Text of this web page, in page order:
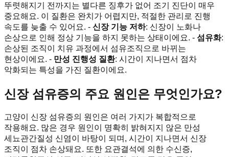
뚜렷해지기 전까지는 별다른 징후가 없어 조기 진단이 매우
중요해요. 이 질환은 완치가 어렵지만, 적절한 관리로 진행
속도를 늦출 수 있어요. - 신장 기능 저하: 신장이 노화나
손상으로 인해 정상 기능을 하지 못하는 상태이에요. - 섬유화:
손상된 조직이 치유 과정에서 섬유조직으로 바뀌는
현상이에요. - 만성 진행성 질환: 시간이 지나면서 점차
악화되는 특성을 가진 질환이에요.
신장 섬유증의 주요 원인은 무엇인가요?
고양이 신장 섬유증의 원인은 여러 가지가 복합적으로
작용해요. 많은 경우 원인이 명확히 밝혀지지 않은 만성
세뇨관간질성 신염이 바탕이 되며, 시간이 지나면서 신장
조직이 점차 손상돼요. 또한 요관결석에 의한 수신증,